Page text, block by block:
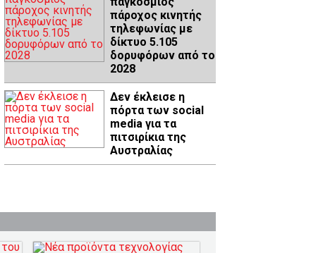
πάροχος κινητής
τηλεφωνίας με
δίκτυο 5.105
δορυφόρων από το
2028
Δεν έκλεισε η
πόρτα των social
media για τα
πιτσιρίκια της
Αυστραλίας